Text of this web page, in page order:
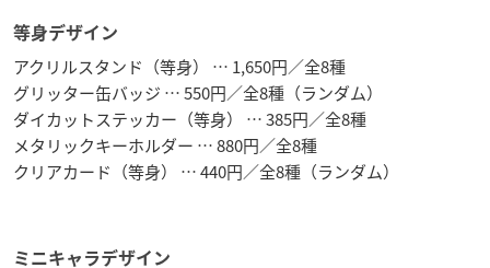
等身デザイン
アクリルスタンド（等身） … 1,650円／全8種
グリッター缶バッジ … 550円／全8種（ランダム）
ダイカットステッカー（等身） … 385円／全8種
メタリックキーホルダー … 880円／全8種
クリアカード（等身） … 440円／全8種（ランダム）
ミニキャラデザイン